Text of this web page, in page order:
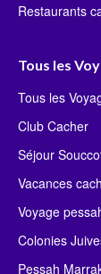
Restaurants
Tous les
Tous les
Club Cacher
Séjour
Vacances
Voyage
Colonies
Pessah